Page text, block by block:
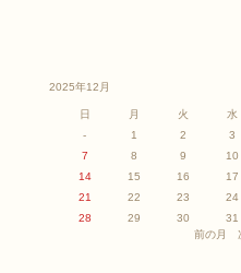
2025年12月
日 月 火 水
-
1 2 3
7
8 9 10
14
15 16 17
21
22 23 24
28
29 30 31
前の月